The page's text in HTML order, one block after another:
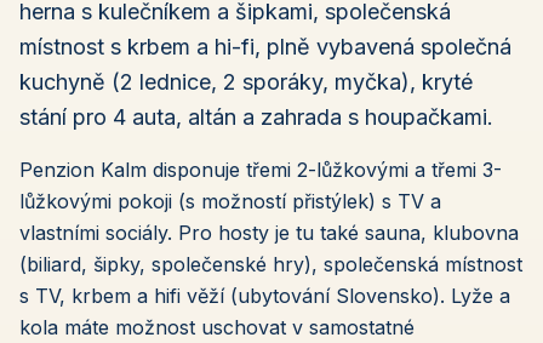
herna s kulečníkem a šipkami, společenská
místnost s krbem a hi-fi, plně vybavená společná
kuchyně (2 lednice, 2 sporáky, myčka), kryté
stání pro 4 auta, altán a zahrada s houpačkami.
Penzion Kalm disponuje třemi 2-lůžkovými a třemi 3-
lůžkovými pokoji (s možností přistýlek) s TV a
vlastními sociály. Pro hosty je tu také sauna, klubovna
(biliard, šipky, společenské hry), společenská místnost
s TV, krbem a hifi věží (ubytování Slovensko). Lyže a
kola máte možnost uschovat v samostatné